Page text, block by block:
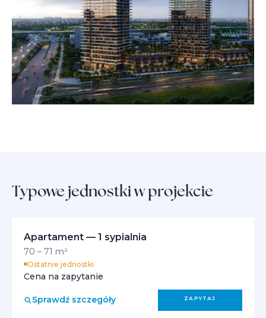
garderoby oraz wyrafinowane łazienki. Altan to brama do wyjątkowej
jakości życia w ekskluzywnym, zielonym zakątku—idealna
propozycja dla osób ceniących wysublimowany standard w
najbardziej pożądanej lokalizacji miasta.
Typowe jednostki w projekcie
Apartament — 1 sypialnia
70 – 71 m²
Ostatnie jednostki
Cena na zapytanie
Sprawdź szczegóły ZAPYTAJ